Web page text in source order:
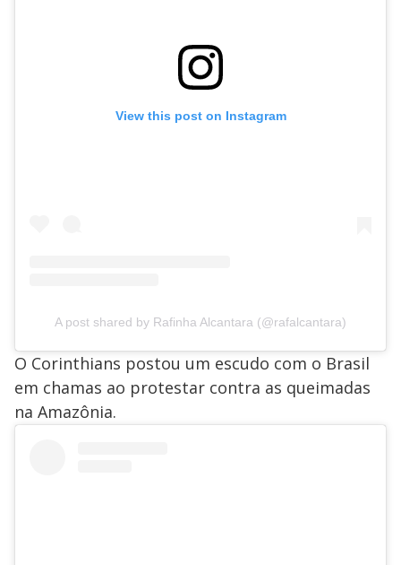
View this post on Instagram
A post shared by Rafinha Alcantara (@rafalcantara)
O Corinthians postou um escudo com o Brasil
em chamas ao protestar contra as queimadas
na Amazônia.